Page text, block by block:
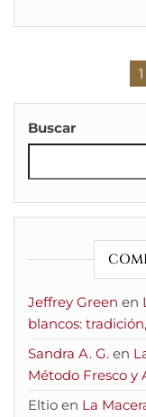
1
Buscar
Jeffrey Green en
blancos:
Sandra A. G. en
Método Fresco y
Eltio en La